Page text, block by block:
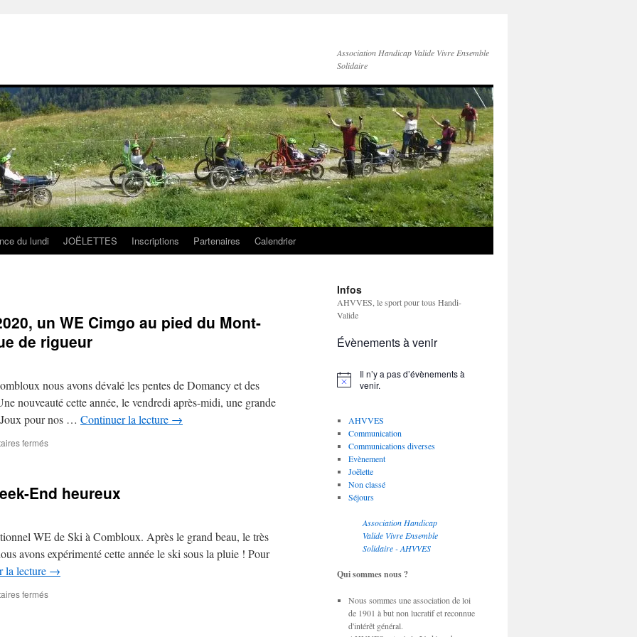
Association Handicap Valide Vivre Ensemble
Solidaire
du lundi JOËLETTES Inscriptions Partenaires Calendrier
un WE Cimgo au pied du Mont-
de rigueur
nous avons dévalé les pentes de Domancy et des
nouveauté cette année, le vendredi après-midi, une grande
Joux pour nos … Continuer la lecture →
ferméssur
Septembre
WE
Cimgo
au
pied
Mont-
End heureux
WE de Ski à Combloux. Après le grand beau, le très
avons expérimenté cette année le ski sous la pluie ! Pour
la lecture →
ferméssur
Infos
AHVVES, le sport pour tous Handi-
Valide
Évènements à venir
Notice
Il n’y a pas d’évènements à
venir.
AHVVES
Communication
Communications diverses
Evènement
Joëlette
Non classé
Séjours
Association Handicap
Valide Vivre Ensemble
Solidaire - AHVVES
Qui sommes nous ?
Nous sommes une association de loi
de 1901 à but non lucratif et reconnue
d'intérêt général.